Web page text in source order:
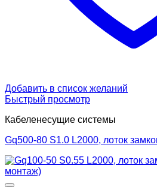
Добавить в список желаний
Быстрый просмотр
Кабеленесущие системы
Gq500-80 S1.0 L2000, лоток